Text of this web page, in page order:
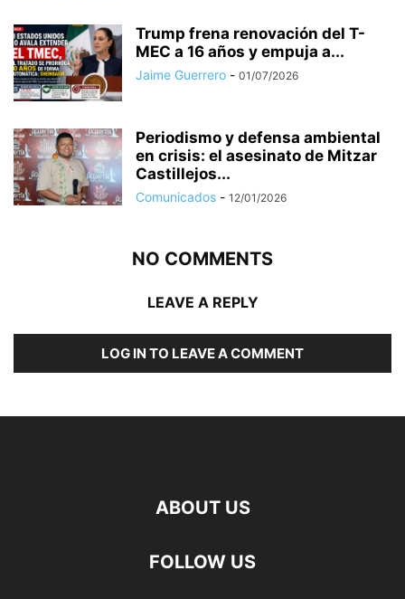
Trump frena renovación del T-
MEC a 16 años y empuja a...
Jaime Guerrero - 01/07/2026
Periodismo y defensa ambiental
en crisis: el asesinato de Mitzar
Castillejos...
Comunicados - 12/01/2026
NO COMMENTS
LEAVE A REPLY
LOG IN TO LEAVE A COMMENT
ABOUT US
FOLLOW US